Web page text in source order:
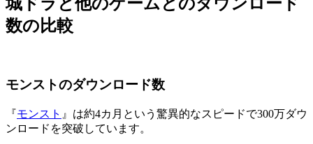
数の比較
モンストのダウンロード数
『モンスト 』は約4カ月という驚異的なスピードで300万ダウ
ンロードを突破しています。